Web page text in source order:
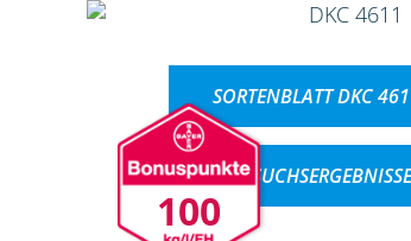
100
SORTENBLATT DKC